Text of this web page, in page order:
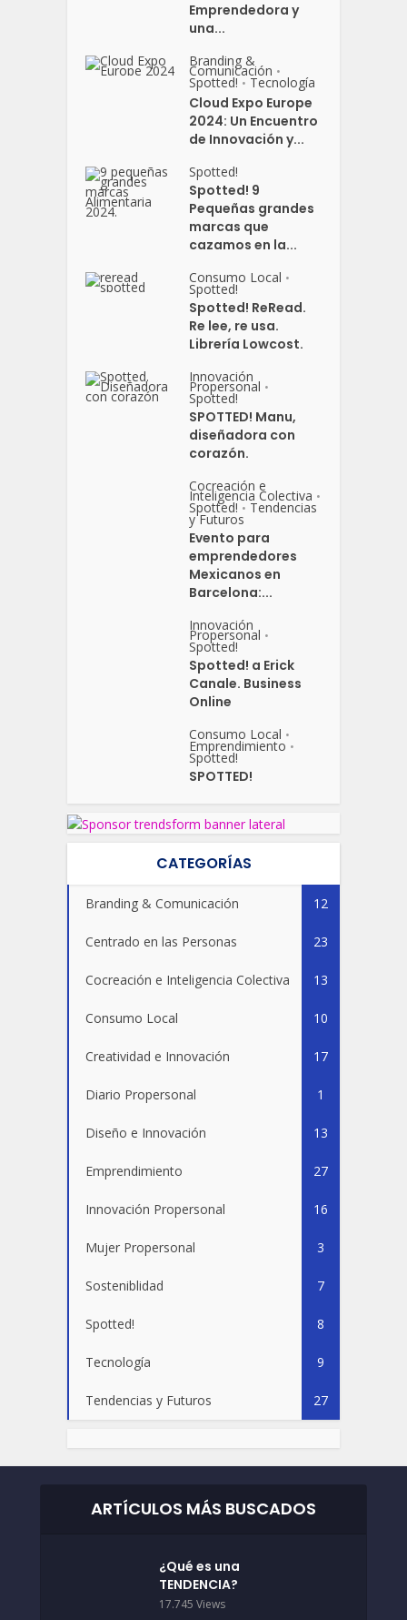
Emprendedora y
una...
Branding &
Comunicación •
Spotted! • Tecnología
Cloud Expo Europe
2024: Un Encuentro
de Innovación y...
Spotted!
Spotted! 9
Pequeñas grandes
marcas que
cazamos en la...
Consumo Local •
Spotted!
Spotted! ReRead.
Re lee, re usa.
Librería Lowcost.
Innovación
Propersonal •
Spotted!
SPOTTED! Manu,
diseñadora con
corazón.
Cocreación e
Inteligencia Colectiva •
Spotted! • Tendencias
y Futuros
Evento para
emprendedores
Mexicanos en
Barcelona:...
Innovación
Propersonal •
Spotted!
Spotted! a Erick
Canale. Business
Online
Consumo Local •
Emprendimiento •
Spotted!
SPOTTED!
CATEGORÍAS
Branding & Comunicación 12
Centrado en las Personas 23
Cocreación e Inteligencia Colectiva 13
Consumo Local 10
Creatividad e Innovación 17
Diario Propersonal 1
Diseño e Innovación 13
Emprendimiento 27
Innovación Propersonal 16
Mujer Propersonal 3
Sosteniblidad 7
Spotted! 8
Tecnología 9
Tendencias y Futuros 27
ARTÍCULOS MÁS BUSCADOS
¿Qué es una
TENDENCIA?
17.745 Views